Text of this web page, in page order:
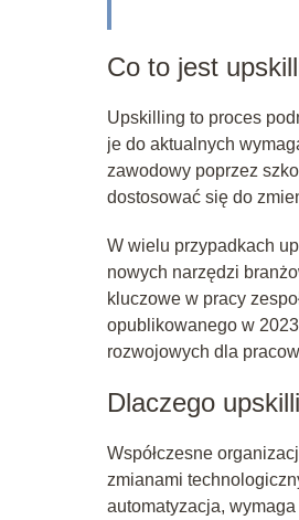
Co to jest
Upskilling to proces
je do aktualnych
zawodowy poprzez
dostosować się do
W wielu przypadkach
nowych narzędzi
kluczowe w pracy
opublikowanego w
rozwojowych dla
Dlaczego
Współczesne
zmianami
automatyzacja,